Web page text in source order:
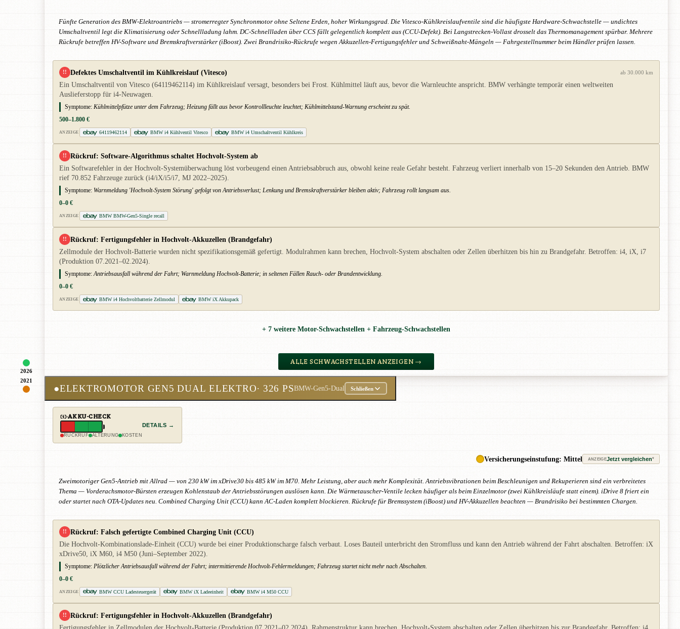
2026
Fünfte Generation des BMW-Elektroantriebs — stromerregter Synchronmotor ohne Seltene Erden, hoher Wirkungsgrad. Die Vitesco-Kühlkreislaufventile sind die häufigste Hardware-Schwachstelle — undichtes
Umschaltventil legt die Klimatisierung oder Schnellladung lahm. DC-Schnellladen über CCS fällt gelegentlich komplett aus (CCU-Defekt). Bei Langstrecken-Vollast drosselt das Thermomanagement spürbar. Mehrere
Rückrufe betreffen HV-Software und Bremskraftverstärker (iBoost). Zwei Brandrisiko-Rückrufe wegen Akkuzellen-Fertigungsfehler und Schweißnaht-Mängeln — Fahrgestellnummer beim Händler prüfen lassen.
!! Defektes Umschaltventil im Kühlkreislauf (Vitesco) ab 30.000 km
Ein Umschaltventil von Vitesco (64119462114) im Kühlkreislauf versagt, besonders bei Frost. Kühlmittel läuft aus, bevor die Warnleuchte anspricht. BMW verhängte temporär einen weltweiten
Auslieferstopp für i4-Neuwagen.
Symptome: Kühlmittelpfütze unter dem Fahrzeug; Heizung fällt aus bevor Kontrollleuchte leuchtet; Kühlmittelstand-Warnung erscheint zu spät.
500–1.800 €
ANZEIGE 64119462114 BMW i4 Kühlventil Vitesco BMW i4 Umschaltventil Kühlkreis
!! Rückruf: Software-Algorithmus schaltet Hochvolt-System ab
Ein Softwarefehler in der Hochvolt-Systemüberwachung löst vorbeugend einen Antriebsabbruch aus, obwohl keine reale Gefahr besteht. Fahrzeug verliert innerhalb von 15–20 Sekunden den Antrieb. BMW
rief 70.852 Fahrzeuge zurück (i4/iX/i5/i7, MJ 2022–2025).
Symptome: Warnmeldung 'Hochvolt-System Störung' gefolgt von Antriebsverlust; Lenkung und Bremskraftverstärker bleiben aktiv; Fahrzeug rollt langsam aus.
0–0 €
ANZEIGE BMW BMW-Gen5-Single recall
!! Rückruf: Fertigungsfehler in Hochvolt-Akkuzellen (Brandgefahr)
Zellmodule der Hochvolt-Batterie wurden nicht spezifikationsgemäß gefertigt. Modulrahmen kann brechen, Hochvolt-System abschalten oder Zellen überhitzen bis hin zu Brandgefahr. Betroffen: i4, iX, i7
(Produktion 07.2021–02.2024).
Symptome: Antriebsausfall während der Fahrt; Warnmeldung Hochvolt-Batterie; in seltenen Fällen Rauch- oder Brandentwicklung.
0–0 €
ANZEIGE BMW i4 Hochvoltbatterie Zellmodul BMW iX Akkupack
+ 7 weitere Motor-Schwachstellen + Fahrzeug-Schwachstellen
ALLE SCHWACHSTELLEN ANZEIGEN →
2021
●ELEKTROMOTOR GEN5 DUAL ELEKTRO· 326 PSBMW-Gen5-Dual Schließen
AKKU-CHECK
RÜCKRUF ALTERUNG KOSTEN
DETAILS →
Versicherungseinstufung: Mittel ANZEIGEJetzt vergleichen*
Zweimotoriger Gen5-Antrieb mit Allrad — von 230 kW im xDrive30 bis 485 kW im M70. Mehr Leistung, aber auch mehr Komplexität. Antriebsvibrationen beim Beschleunigen und Rekuperieren sind ein verbreitetes
Thema — Vorderachsmotor-Bürsten erzeugen Kohlenstaub der Antriebsstörungen auslösen kann. Die Wärmetauscher-Ventile lecken häufiger als beim Einzelmotor (zwei Kühlkreisläufe statt einem). iDrive 8 friert ein
oder startet nach OTA-Updates neu. Combined Charging Unit (CCU) kann AC-Laden komplett blockieren. Rückrufe für Bremssystem (iBoost) und HV-Akkuzellen beachten — Brandrisiko bei bestimmten Chargen.
!! Rückruf: Falsch gefertigte Combined Charging Unit (CCU)
Die Hochvolt-Kombinationslade-Einheit (CCU) wurde bei einer Produktionscharge falsch verbaut. Loses Bauteil unterbricht den Stromfluss und kann den Antrieb während der Fahrt abschalten. Betroffen: iX
xDrive50, iX M60, i4 M50 (Juni–September 2022).
Symptome: Plötzlicher Antriebsausfall während der Fahrt; intermittierende Hochvolt-Fehlermeldungen; Fahrzeug startet nicht mehr nach Abschalten.
0–0 €
ANZEIGE BMW CCU Ladesteuergerät BMW iX Ladeeinheit BMW i4 M50 CCU
!! Rückruf: Fertigungsfehler in Hochvolt-Akkuzellen (Brandgefahr)